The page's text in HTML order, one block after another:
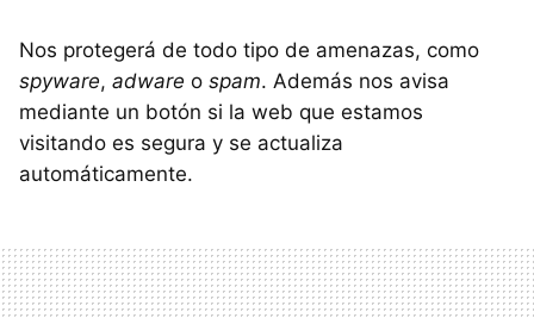
Nos protegerá de todo tipo de amenazas, como
spyware, adware o spam. Además nos avisa
mediante un botón si la web que estamos
visitando es segura y se actualiza
automáticamente.